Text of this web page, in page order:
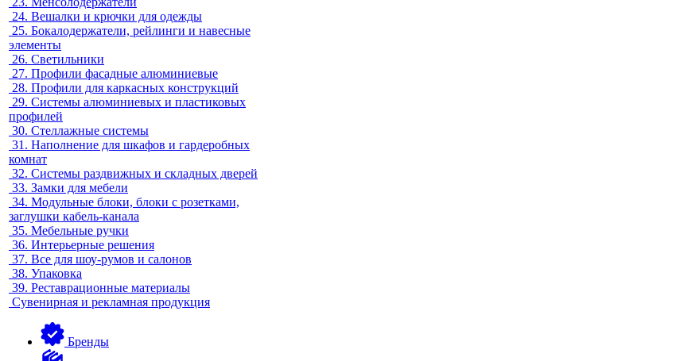
24. Вешалки и крючки для одежды
25. Бокалодержатели, рейлинги и навесные
элементы
26. Светильники
27. Профили фасадные алюминиевые
28. Профили для каркасных конструкций
29. Системы алюминиевых и пластиковых
профилей
30. Стеллажные системы
31. Наполнение для шкафов и гардеробных
комнат
32. Системы раздвижных и складных дверей
33. Замки для мебели
34. Модульные блоки, блоки с розетками,
заглушки кабель-канала
35. Мебельные ручки
36. Интерьерные решения
37. Все для шоу-румов и салонов
38. Упаковка
39. Реставрационные материалы
Сувенирная и рекламная продукция
Бренды